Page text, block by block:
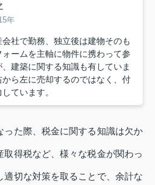
年
社で勤務、独立後は建物そのも
ームを主軸に物件に携わって参
建築に関する知識も有していま
ら左に売却するのではなく、付
ています。
った際、税金に関する知識は欠か
得税など、様々な税金が関わっ
切な対策を取ることで、余計な